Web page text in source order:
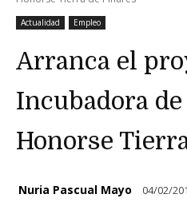
Actualidad Empleo
Arranca el
Incubadora
Honorse
Nuria Pascual Mayo 04/02/